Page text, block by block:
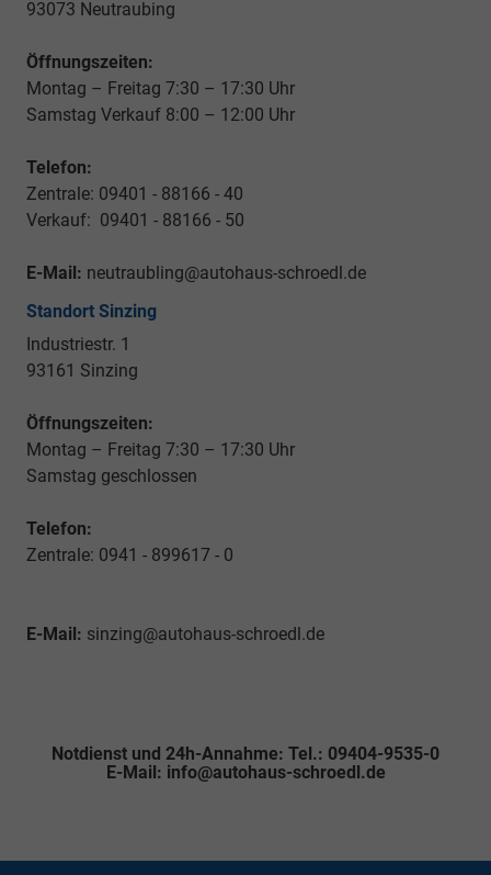
93073 Neutraubing
Öffnungszeiten:
Montag – Freitag 7:30 – 17:30 Uhr
Samstag Verkauf 8:00 – 12:00 Uhr
Telefon:
Zentrale: 09401 - 88166 - 40
Verkauf: 09401 - 88166 - 50
E-Mail: neutraubling@autohaus-schroedl.de
Standort Sinzing
Industriestr. 1
93161 Sinzing
Öffnungszeiten:
Montag – Freitag 7:30 – 17:30 Uhr
Samstag geschlossen
Telefon:
Zentrale: 0941 - 899617 - 0
E-Mail: sinzing@autohaus-schroedl.de
Notdienst und 24h-Annahme: Tel.: 09404-9535-0
E-Mail: info@autohaus-schroedl.de